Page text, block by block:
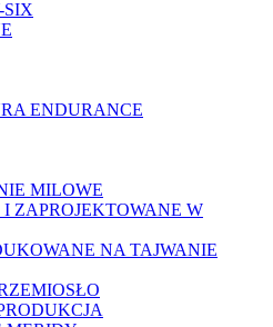
SIX
ENDURANCE
MILOWE
ZAPROJEKTOWANE W
NA TAJWANIE